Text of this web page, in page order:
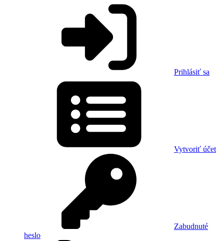
Prihlásiť sa
Vytvoriť účet
Zabudnuté
heslo